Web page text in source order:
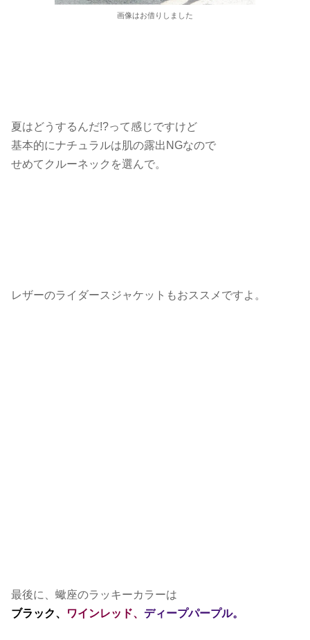
画像はお借りしました
夏はどうするんだ!?って感じですけど
基本的にナチュラルは肌の露出NGなので
せめてクルーネックを選んで。
レザーのライダースジャケットもおススメですよ。
最後に、蠍座のラッキーカラーは
ブラック、
ワインレッド、 ディープパープル。